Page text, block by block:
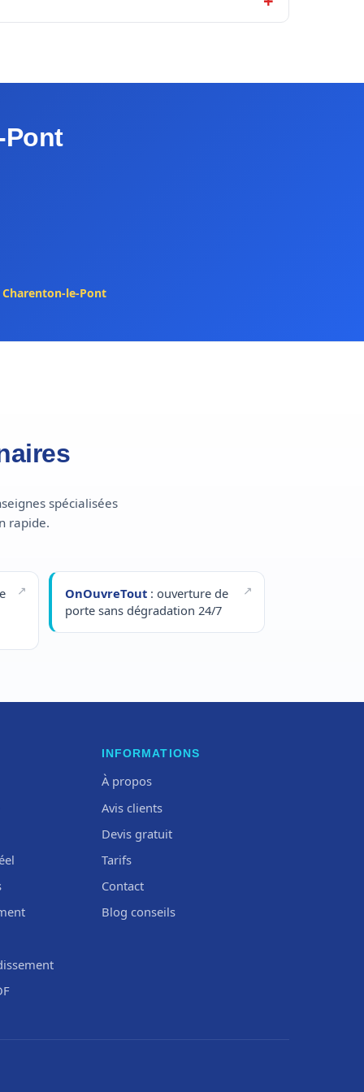
Pont
Charenton-le-Pont
spécialisées
rapide.
OnOuvreTout : ouverture de
porte sans dégradation 24/7
INFORMATIONS
À propos
Avis clients
Devis gratuit
Tarifs
Contact
Blog conseils